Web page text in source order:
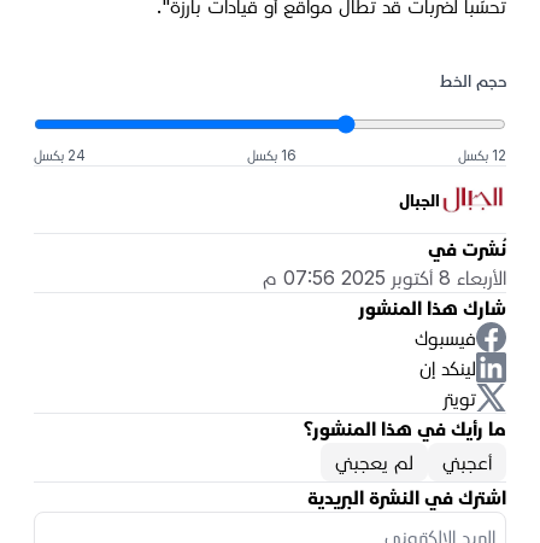
تحسّباً لضربات قد تطال مواقع أو قيادات بارزة".
حجم الخط
12 بكسل 16 بكسل 24 بكسل
الجبال
نُشرت في
الأربعاء 8 أكتوبر 2025 07:56 م
شارك هذا المنشور
فيسبوك
لينكد إن
تويتر
ما رأيك في هذا المنشور؟
أعجبني
لم يعجبني
اشترك في النشرة البريدية